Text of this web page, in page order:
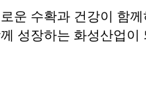
운 수확과 건강이 함
성장하는 화성산업이